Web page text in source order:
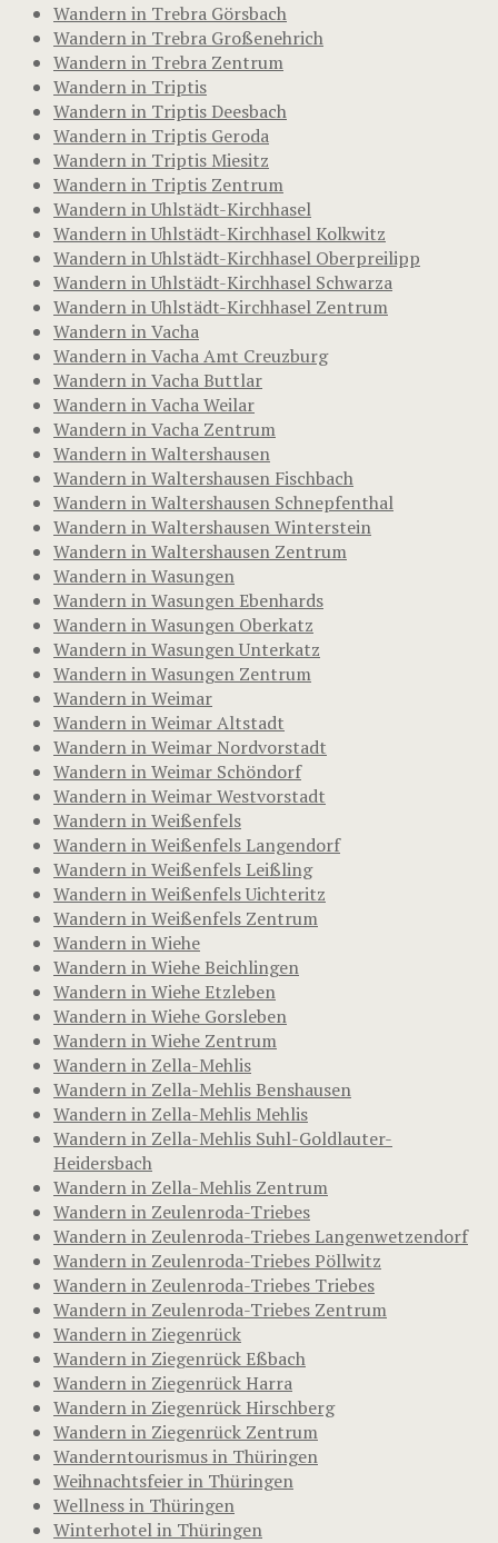
Wandern in Trebra Görsbach
Wandern in Trebra Großenehrich
Wandern in Trebra Zentrum
Wandern in Triptis
Wandern in Triptis Deesbach
Wandern in Triptis Geroda
Wandern in Triptis Miesitz
Wandern in Triptis Zentrum
Wandern in Uhlstädt-Kirchhasel
Wandern in Uhlstädt-Kirchhasel Kolkwitz
Wandern in Uhlstädt-Kirchhasel Oberpreilipp
Wandern in Uhlstädt-Kirchhasel Schwarza
Wandern in Uhlstädt-Kirchhasel Zentrum
Wandern in Vacha
Wandern in Vacha Amt Creuzburg
Wandern in Vacha Buttlar
Wandern in Vacha Weilar
Wandern in Vacha Zentrum
Wandern in Waltershausen
Wandern in Waltershausen Fischbach
Wandern in Waltershausen Schnepfenthal
Wandern in Waltershausen Winterstein
Wandern in Waltershausen Zentrum
Wandern in Wasungen
Wandern in Wasungen Ebenhards
Wandern in Wasungen Oberkatz
Wandern in Wasungen Unterkatz
Wandern in Wasungen Zentrum
Wandern in Weimar
Wandern in Weimar Altstadt
Wandern in Weimar Nordvorstadt
Wandern in Weimar Schöndorf
Wandern in Weimar Westvorstadt
Wandern in Weißenfels
Wandern in Weißenfels Langendorf
Wandern in Weißenfels Leißling
Wandern in Weißenfels Uichteritz
Wandern in Weißenfels Zentrum
Wandern in Wiehe
Wandern in Wiehe Beichlingen
Wandern in Wiehe Etzleben
Wandern in Wiehe Gorsleben
Wandern in Wiehe Zentrum
Wandern in Zella-Mehlis
Wandern in Zella-Mehlis Benshausen
Wandern in Zella-Mehlis Mehlis
Wandern in Zella-Mehlis Suhl-Goldlauter-
Heidersbach
Wandern in Zella-Mehlis Zentrum
Wandern in Zeulenroda-Triebes
Wandern in Zeulenroda-Triebes Langenwetzendorf
Wandern in Zeulenroda-Triebes Pöllwitz
Wandern in Zeulenroda-Triebes Triebes
Wandern in Zeulenroda-Triebes Zentrum
Wandern in Ziegenrück
Wandern in Ziegenrück Eßbach
Wandern in Ziegenrück Harra
Wandern in Ziegenrück Hirschberg
Wandern in Ziegenrück Zentrum
Wanderntourismus in Thüringen
Weihnachtsfeier in Thüringen
Wellness in Thüringen
Winterhotel in Thüringen